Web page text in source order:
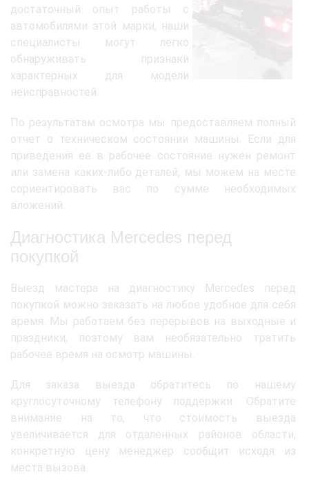
достаточный опыт работы с
автомобилями этой марки, наши
специалисты могут легко
обнаруживать признаки
характерных для модели
неисправностей.
По результатам осмотра мы предоставляем полный
отчет о техническом состоянии машины. Если для
приведения ее в рабочее состояние нужен ремонт
или замена каких-либо деталей, мы можем на месте
сориентировать вас по сумме необходимых
вложений.
Диагностика Mercedes перед
покупкой
Выезд мастера на диагностику Mercedes перед
покупкой можно заказать на любое удобное для себя
время. Мы работаем без перерывов на выходные и
праздники, поэтому вам необязательно тратить
рабочее время на осмотр машины.
Для заказа выезда обратитесь по нашему
круглосуточному телефону поддержки. Обратите
внимание на то, что стоимость выезда
увеличивается для отдаленных районов области,
конкретную цену менеджер сообщит исходя из
места вызова.